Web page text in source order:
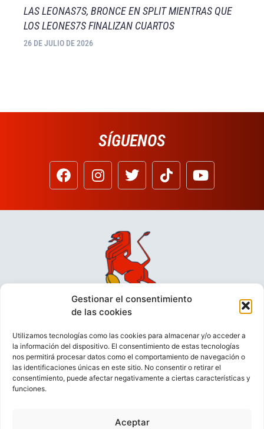
Gestionar el consentimiento
de las cookies
Utilizamos tecnologías como las cookies para almacenar y/o acceder a
la información del dispositivo. El consentimiento de estas tecnologías
nos permitirá procesar datos como el comportamiento de navegación o
las identificaciones únicas en este sitio. No consentir o retirar el
consentimiento, puede afectar negativamente a ciertas características y
funciones.
Aceptar
LAS LEONAS7S, BRONCE EN SPLIT MIENTRAS QUE
LOS LEONES7S FINALIZAN CUARTOS
26 DE JULIO DE 2026
SÍGUENOS
VIDEOCONFERENCIAS
POLÍTICA DE PRIVACIDAD